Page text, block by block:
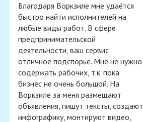
Благодаря Воркзиле мне удаётся
быстро найти исполнителей на
любые виды работ. В сфере
предпринимательской
деятельности, ваш сервис
отличное подспорье. Мне не нужно
содержать рабочих, т.к. пока
бизнес не очень большой. На
Воркзиле за меня размещают
объявления, пишут тексты, создают
инфографику, монтируют видео,